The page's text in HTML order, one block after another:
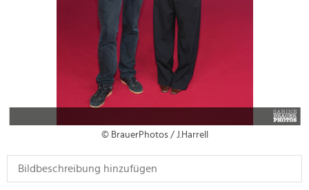
© BrauerPhotos / J.Harrell